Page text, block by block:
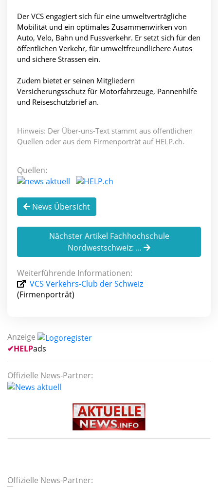
Der VCS engagiert sich für eine umweltverträgliche
Mobilität und ein optimales Zusammenwirken von
Auto, Velo, Bahn und Fussverkehr. Er setzt sich für den
öffentlichen Verkehr, für umweltfreundlichere Autos
und sichere Strassen ein.
Zudem bietet er seinen Mitgliedern
Versicherungsschutz für Motorfahrzeuge, Pannenhilfe
und Reiseschutzbrief an.
Hinweis: Der Über-uns-Text stammt aus öffentlichen
Quellen oder aus dem Firmenporträt auf HELP.ch.
Quellen:
News Übersicht
Nächster Artikel Fachhochschule
Nordwestschweiz: ...
Weiterführende Informationen:
VCS Verkehrs-Club der Schweiz
(Firmenporträt)
Anzeige
✔HELPads
Offizielle News-Partner:
Offizielle News-Partner: